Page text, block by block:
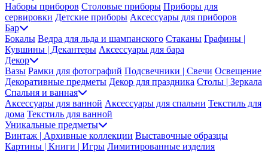
Наборы приборов Столовые приборы Приборы для
сервировки Детские приборы Аксессуары для приборов
Бар
Бокалы Ведра для льда и шампанского Стаканы Графины |
Кувшины | Декантеры Аксессуары для бара
Декор
Вазы Рамки для фотографий Подсвечники | Свечи Освещение
Декоративные предметы Декор для праздника Столы | Зеркала
Спальня и ванная
Аксессуары для ванной Аксессуары для спальни Текстиль для
дома Текстиль для ванной
Уникальные предметы
Винтаж | Архивные коллекции Выставочные образцы
Картины | Книги | Игры Лимитированные изделия